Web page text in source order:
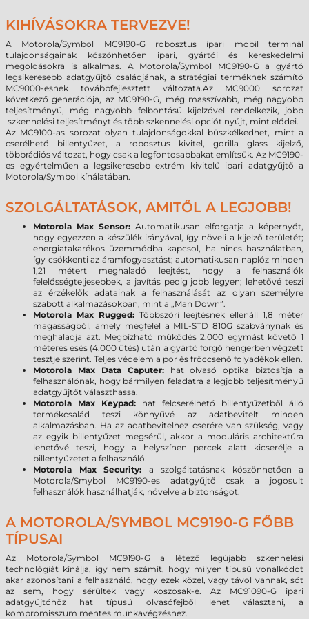
KIHÍVÁSOKRA TERVEZVE!
A Motorola/Symbol MC9190-G robosztus ipari mobil terminál
tulajdonságainak köszönhetően ipari, gyártói és kereskedelmi
megoldásokra is alkalmas. A Motorola/Symbol MC9190-G a gyártó
legsikeresebb adatgyűjtő családjának, a stratégiai terméknek számító
MC9000-esnek továbbfejlesztett változata.Az MC9000 sorozat
következő generációja, az MC9190-G, még masszívabb, még nagyobb
teljesítményű, még nagyobb felbontású kijelzővel rendelkezik, jobb
szkennelési teljesítményt és több szkennelési opciót nyújt, mint elődei.
Az MC9100-as sorozat olyan tulajdonságokkal büszkélkedhet, mint a
cserélhető billentyűzet, a robosztus kivitel, gorilla glass kijelző,
többrádiós változat, hogy csak a legfontosabbakat említsük. Az MC9190-
es egyértelműen a legsikeresebb extrém kivitelű ipari adatgyűjtő a
Motorola/Symbol kínálatában.
SZOLGÁLTATÁSOK, AMITŐL A LEGJOBB!
Motorola Max Sensor: Automatikusan elforgatja a képernyőt,
hogy egyezzen a készülék irányával, így növeli a kijelző területét;
energiatakarékos üzemmódba kapcsol, ha nincs használatban,
így csökkenti az áramfogyasztást; automatikusan naplóz minden
1,21 métert meghaladó leejtést, hogy a felhasználók
felelősségteljesebbek, a javítás pedig jobb legyen; lehetővé teszi
az érzékelők adatainak a felhasználását az olyan személyre
szabott alkalmazásokban, mint a „Man Down”.
Motorola Max Rugged:Többszöri leejtésnek ellenáll 1,8 méter
magasságból, amely megfelel a MIL-STD 810G szabványnak és
meghaladja azt. Megbízható működés 2.000 egymást követő 1
méteres esés (4.000 ütés) után a gyártó forgó hengerben végzett
tesztje szerint. Teljes védelem a por és fröccsenő folyadékok ellen.
Motorola Max Data Caputer:hat olvasó optika biztosítja a
felhasználónak, hogy bármilyen feladatra a legjobb teljesítményű
adatgyűjtőt választhassa.
Motorola Max Keypad: hat felcserélhető billentyűzetből álló
termékcsalád teszi könnyűvé az adatbevitelt minden
alkalmazásban. Ha az adatbevitelhez cserére van szükség, vagy
az egyik billentyűzet megsérül, akkor a moduláris architektúra
lehetővé teszi, hogy a helyszínen percek alatt kicserélje a
billentyűzetet a felhasználó.
Motorola Max Security: a szolgáltatásnak köszönhetően a
Motorola/Smybol MC9190-es adatgyűjtő csak a jogosult
felhasználók használhatják, növelve a biztonságot.
A MOTOROLA/SYMBOL MC9190-G FŐBB
TÍPUSAI
Az Motorola/Symbol MC9190-G a létező legújabb szkennelési
technológiát kínálja, így nem számít, hogy milyen típusú vonalkódot
akar azonosítani a felhasználó, hogy ezek közel, vagy távol vannak, sőt
az sem, hogy sérültek vagy koszosak-e. Az MC91090-G ipari
adatgyűjtőhöz hat típusú olvasófejből lehet választani, a
kompromisszum mentes munkavégzéshez.